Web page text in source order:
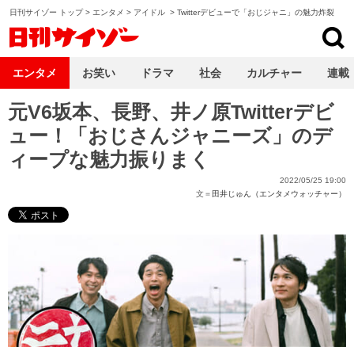
日刊サイゾー トップ> エンタメ > アイドル > Twitterデビューで「おじジャニ」の魅力炸裂
元V6坂本、長野、井ノ原Twitterデビ
ュー！「おじさんジャニーズ」のデ
ィープな魅力振りまく
2022/05/25 19:00
文＝ 田井じゅん（エンタメウォッチャー）
エンタメ お笑い ドラマ 社会 カルチャー 連載